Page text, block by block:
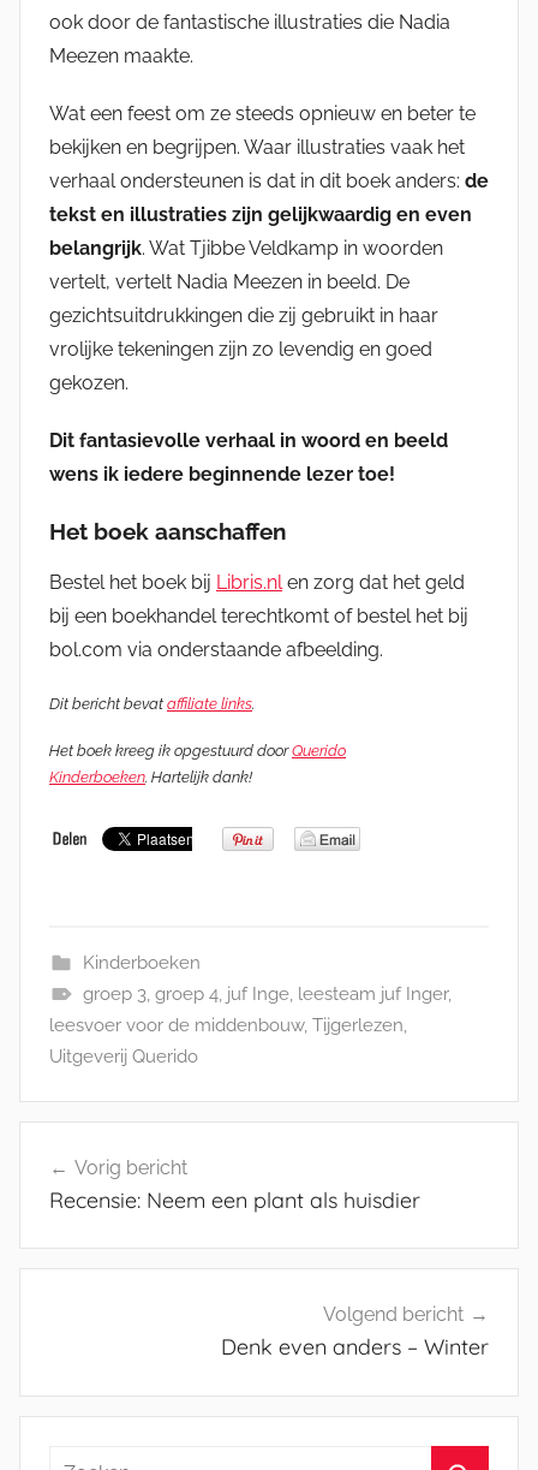
ook door de fantastische illustraties die Nadia
Meezen maakte.
Wat een feest om ze steeds opnieuw en beter te
bekijken en begrijpen. Waar illustraties vaak het
verhaal ondersteunen is dat in dit boek anders: de
tekst en illustraties zijn gelijkwaardig en even
belangrijk. Wat Tjibbe Veldkamp in woorden
vertelt, vertelt Nadia Meezen in beeld. De
gezichtsuitdrukkingen die zij gebruikt in haar
vrolijke tekeningen zijn zo levendig en goed
gekozen.
Dit fantasievolle verhaal in woord en beeld
wens ik iedere beginnende lezer toe!
Het boek aanschaffen
Bestel het boek bij Libris.nlen zorg dat het geld
bij een boekhandel terechtkomt of bestel het bij
bol.com via onderstaande afbeelding.
Dit bericht bevat affiliate links.
Het boek kreeg ik opgestuurd doorQuerido
Kinderboeken. Hartelijk dank!
Kinderboeken
groep 3, groep 4, juf Inge, leesteam juf Inger,
leesvoer voor de middenbouw, Tijgerlezen,
Uitgeverij Querido
navigatie
Vorig bericht
Recensie: Neem een plant als huisdier
Volgend bericht
Denk even anders – Winter
Zoeken